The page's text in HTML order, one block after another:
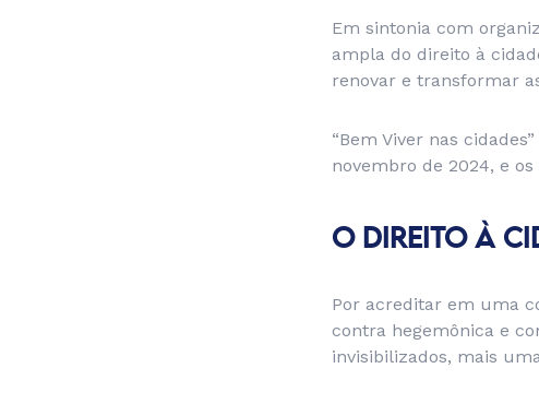
Em sintonia com
ampla do direito à
renovar e transformar
“Bem Viver nas
novembro de 2024, e
O DIREITO À
Por acreditar em uma
contra hegemônica e
invisibilizados, mais